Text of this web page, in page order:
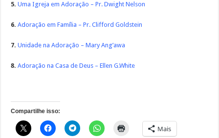
5.Uma Igreja em Adoração – Pr. Dwight Nelson
6. Adoração em Família – Pr. Clifford Goldstein
7. Unidade na Adoração – Mary Ang’awa
8. Adoração na Casa de Deus – Ellen G.White
Compartilhe isso:
Mais